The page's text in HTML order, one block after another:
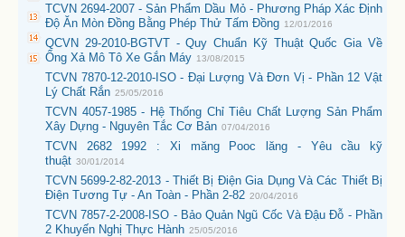
TCVN 2694-2007 - Sản Phẩm Dầu Mỏ - Phương Pháp Xác Định
Độ Ăn Mòn Đồng Bằng Phép Thử Tấm Đồng 12/01/2016
QCVN 29-2010-BGTVT - Quy Chuẩn Kỹ Thuật Quốc Gia Về
Ống Xả Mô Tô Xe Gắn Máy 13/08/2015
TCVN 7870-12-2010-ISO - Đại Lượng Và Đơn Vị - Phần 12 Vật
Lý Chất Rắn 25/05/2016
TCVN 4057-1985 - Hệ Thống Chỉ Tiêu Chất Lượng Sản Phẩm
Xây Dựng - Nguyên Tắc Cơ Bản 07/04/2016
TCVN 2682 1992 : Xi măng Pooc lăng - Yêu cầu kỹ
thuật 30/01/2014
TCVN 5699-2-82-2013 - Thiết Bị Điện Gia Dụng Và Các Thiết Bị
Điện Tương Tự - An Toàn - Phần 2-82 20/04/2016
TCVN 7857-2-2008-ISO - Bảo Quản Ngũ Cốc Và Đậu Đỗ - Phần
2 Khuyến Nghị Thực Hành 25/05/2016